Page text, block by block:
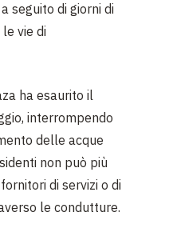
seguito di giorni di
vie di
ha esaurito il
interrompendo
delle acque
non può più
di servizi o di
le condutture.